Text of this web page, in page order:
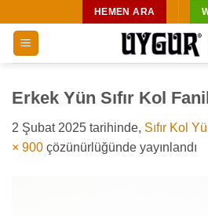
atla
HEMEN ARA
Erkek Yün Sıfır Kol
2 Şubat 2025 tarihinde, Sıfır Kol
× 900 çözünürlüğünde yayınlandı